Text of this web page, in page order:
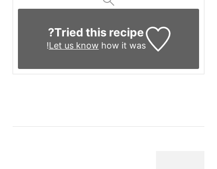
Tried this recipe?
Let us know how it was!